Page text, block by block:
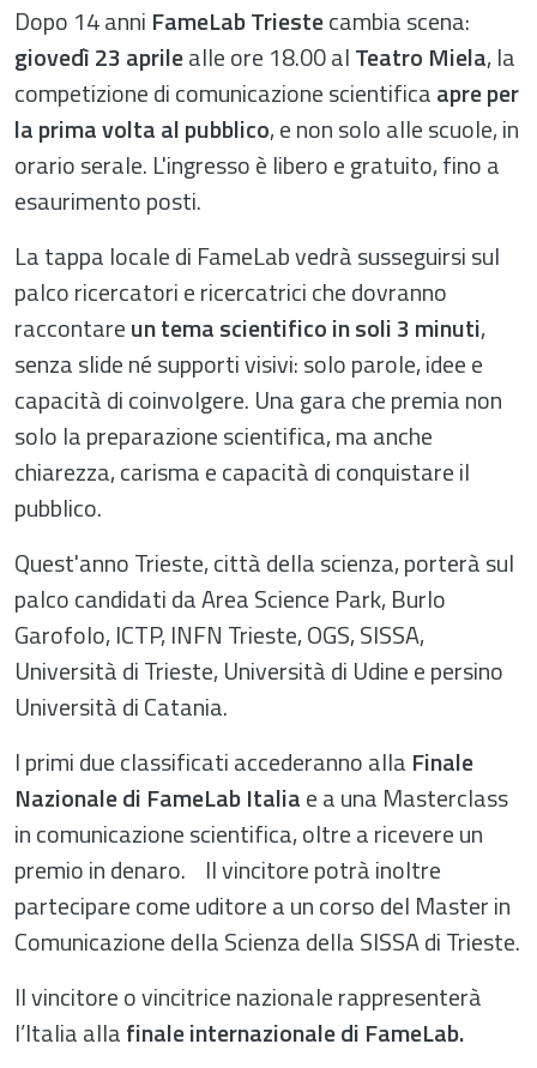
Dopo 14 anni FameLab Triestecambia scena:
giovedì 23 aprilealle ore 18.00 alTeatro Miela, la
competizione di comunicazione scientificaapre per
la prima volta al pubblico, e non solo alle scuole, in
orario serale. L'ingresso è libero e gratuito, fino a
esaurimento posti.
La tappa locale di FameLab vedrà susseguirsi sul
palco ricercatori e ricercatrici che dovranno
raccontareun tema scientifico in soli 3 minuti,
senza slide né supporti visivi: solo parole, idee e
capacità di coinvolgere. Una gara che premia non
solo la preparazione scientifica, ma anche
chiarezza, carisma e capacità di conquistare il
pubblico.
Quest'anno Trieste, città della scienza, porterà sul
palco candidati da Area Science Park, Burlo
Garofolo, ICTP, INFN Trieste, OGS, SISSA,
Università di Trieste, Università di Udine e persino
Università di Catania.
I primi due classificati accederanno alla Finale
Nazionale di FameLab Italiae a una Masterclass
in comunicazione scientifica, oltre a ricevere un
premio in denaro. Il vincitore potrà inoltre
partecipare come uditore a un corso del Master in
Comunicazione della Scienza della SISSA di Trieste.
Il vincitore o vincitrice nazionale rappresenterà
l’Italia allafinale internazionale di FameLab.